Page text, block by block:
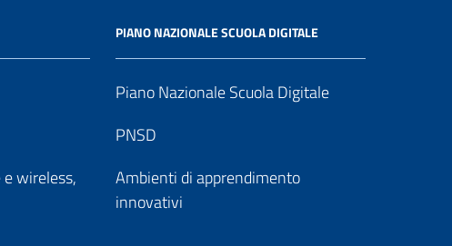
wireless,
PIANO NAZIONALE SCUOLA DIGITALE
Piano Nazionale Scuola Digitale
PNSD
Ambienti di apprendimento
innovativi